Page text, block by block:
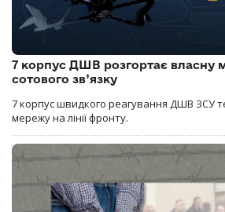
7 корпус ДШВ розгортає власну
сотового зв’язку
7 корпус швидкого реагування ДШВ ЗСУ
мережу на лінії фронту.